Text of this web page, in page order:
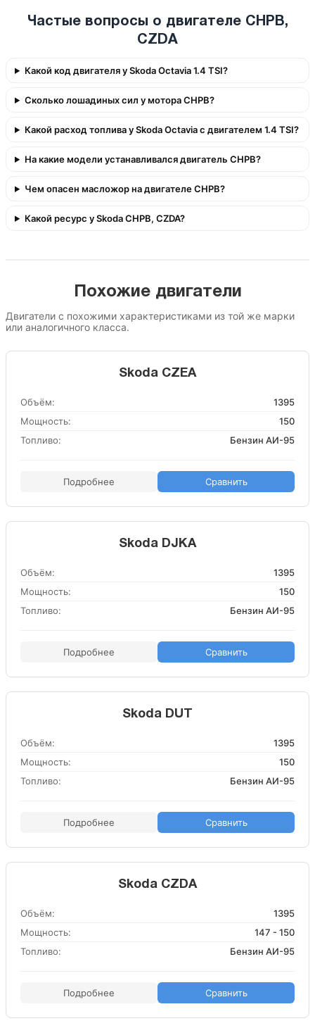
Частые вопросы о двигателе CHPB,
CZDA
Какой код двигателя у Skoda Octavia 1.4 TSI?
Сколько лошадиных сил у мотора CHPB?
Какой расход топлива у Skoda Octavia с двигателем 1.4 TSI?
На какие модели устанавливался двигатель CHPB?
Чем опасен масложор на двигателе CHPB?
Какой ресурс у Skoda CHPB, CZDA?
Похожие двигатели
Двигатели с похожими характеристиками из той же марки
или аналогичного класса.
Skoda CZEA
Объём:
1395
Мощность:
150
Топливо:
Бензин АИ-95
Подробнее Сравнить
Skoda DJKA
Объём:
1395
Мощность:
150
Топливо:
Бензин АИ-95
Подробнее Сравнить
Skoda DUT
Объём:
1395
Мощность:
150
Топливо:
Бензин АИ-95
Подробнее Сравнить
Skoda CZDA
Объём:
1395
Мощность:
147 - 150
Топливо:
Бензин АИ-95
Подробнее Сравнить